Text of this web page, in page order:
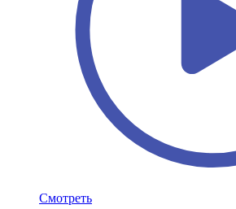
Смотреть